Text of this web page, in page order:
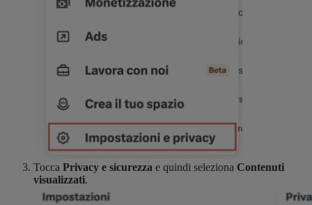
Tocca Privacy e sicurezza e quindi seleziona Contenuti
visualizzati.